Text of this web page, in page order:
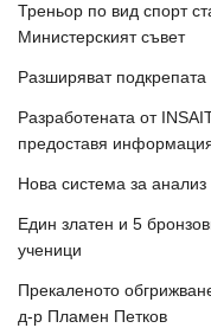
Треньор по вид спорт
Министерският съвет
Разширяват
Разработената от
предоставя
Нова система за
Един златен и 5
ученици
Прекаленото
д-р Пламен Петков